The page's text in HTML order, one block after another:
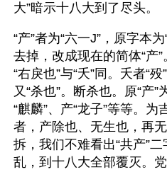
大”暗示十八大到了尽头。
“产”者为“六一J”，原字本
去掉，改成现在的简体“产”
“右戾也”与“夭”同。夭者“
又“杀也”。断杀也。原“产
“麒麟”、产“龙子”等等。为
者，产除也、无生也，再
拆，我们不难看出“共产”
乱，到十八大全部覆灭。